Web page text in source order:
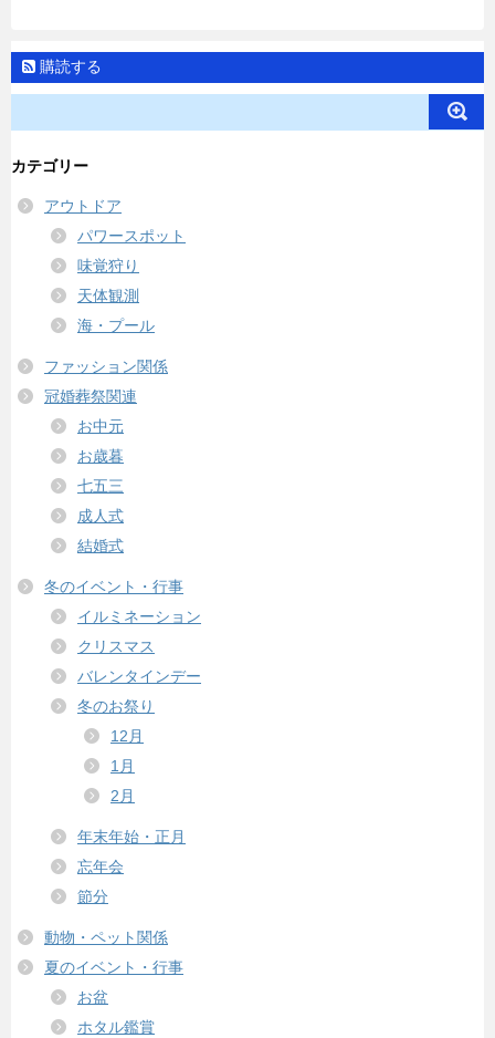
購読する
カテゴリー
アウトドア
パワースポット
味覚狩り
天体観測
海・プール
ファッション関係
冠婚葬祭関連
お中元
お歳暮
七五三
成人式
結婚式
冬のイベント・行事
イルミネーション
クリスマス
バレンタインデー
冬のお祭り
12月
1月
2月
年末年始・正月
忘年会
節分
動物・ペット関係
夏のイベント・行事
お盆
ホタル鑑賞